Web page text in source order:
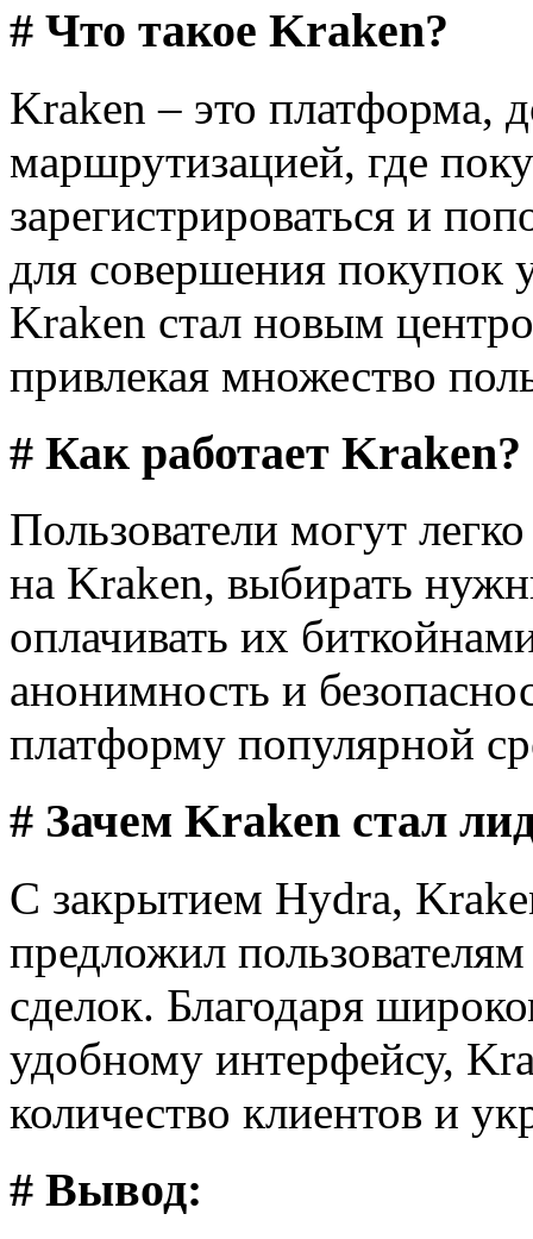
# Что такое Kraken?
Kraken – это платформа,
маршрутизацией, где
зарегистрироваться и
для совершения покупок
Kraken стал новым
привлекая множество
# Как работает Kraken?
Пользователи могут
на Kraken, выбирать
оплачивать их
анонимность и
платформу популярной
# Зачем Kraken стал
С закрытием Hydra,
предложил
сделок. Благодаря
удобному интерфейсу,
количество клиентов и
# Вывод: